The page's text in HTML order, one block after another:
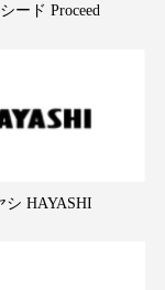
ード Proceed
シ HAYASHI